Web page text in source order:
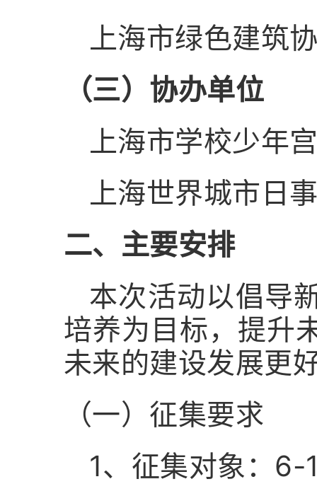
上海市绿色建筑
（三）协办单位
上海市学校少年
上海世界城市日
二、主要安排
本次活动以倡导
培养为目标，提升
未来的建设发展更
（一）征集要求
1、征集对象：6-